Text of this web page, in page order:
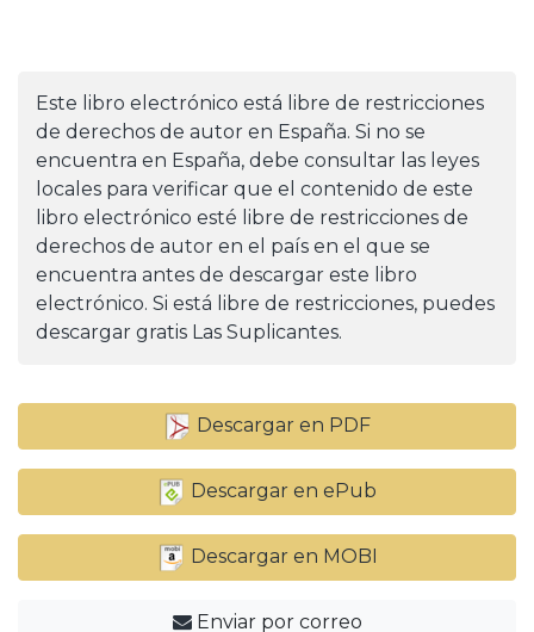
Este libro electrónico está libre de restricciones
de derechos de autor en España. Si no se
encuentra en España, debe consultar las leyes
locales para verificar que el contenido de este
libro electrónico esté libre de restricciones de
derechos de autor en el país en el que se
encuentra antes de descargar este libro
electrónico. Si está libre de restricciones, puedes
descargar gratis Las Suplicantes.
Descargar en PDF
Descargar en ePub
Descargar en MOBI
Enviar por correo